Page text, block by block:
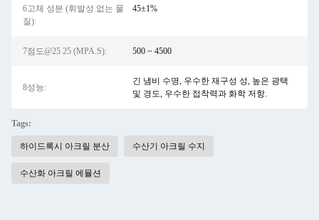
6고체 성분 (휘발성 없는 물
질):
45±1%
7점도@25 25 (MPA.S): 500 ~ 4500
8성능:
긴 냄비 수명, 우수한 재구성 성, 높은 광택
및 경도, 우수한 접착력과 화학 저항.
Tags:
하이드록시 아크릴 분산 수산기 아크릴 수지
수산화 아크릴 에뮬션